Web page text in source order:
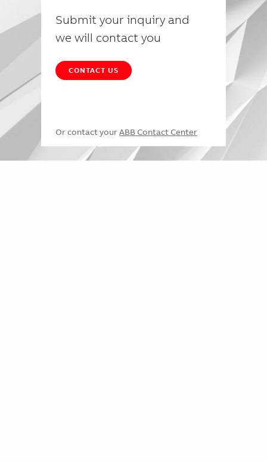
Submit your inquiry and
we will contact you
CONTACT US
Or contact your ABB Contact Center